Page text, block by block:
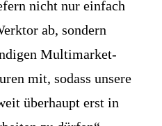
nicht nur einfach
ab, sondern
Multi­market-
mit, sodass unsere
überhaupt erst in